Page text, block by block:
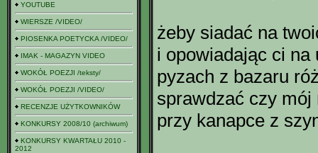
YOUTUBE
WIERSZE /VIDEO/
PIOSENKA POETYCKA /VIDEO/
IMAK - MAGAZYN VIDEO
WOKÓŁ POEZJI /teksty/
WOKÓŁ POEZJI /VIDEO/
RECENZJE UŻYTKOWNIKÓW
KONKURSY 2008/10 (archiwum)
KONKURSY KWARTAŁU 2010 -
2012
żeby siadać na
i opowiadając ci na
pyzach z bazaru
sprawdzać czy mój
przy kanapce z